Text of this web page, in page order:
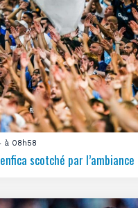
à 08h58
scotché par l’ambiance